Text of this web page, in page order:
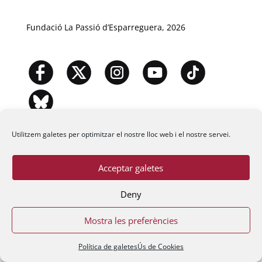
Utilitzem galetes per optimitzar el nostre lloc web i el nostre servei.
Acceptar galetes
Deny
Mostra les preferències
Política de galetesÚs de Cookies
Fundació La Passió d’Esparreguera, 2026